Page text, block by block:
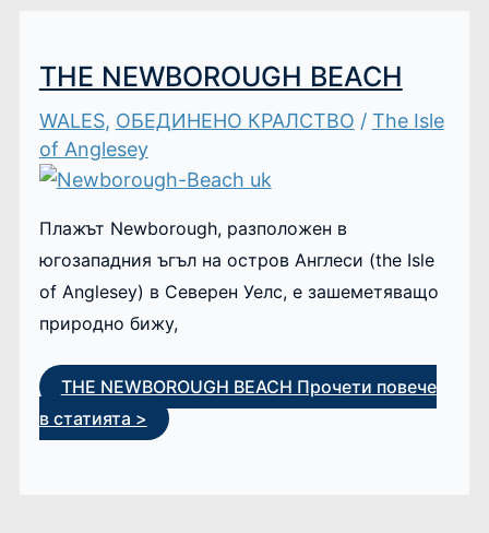
THE NEWBOROUGH BEACH
WALES, ОБЕДИНЕНО КРАЛСТВО / The Isle
of Anglesey
Плажът Newborough, разположен в
югозападния ъгъл на остров Англеси (the Isle
of Anglesey) в Северен Уелс, е зашеметяващо
природно бижу,
THE NEWBOROUGH BEACH Прочети повече
в статията >